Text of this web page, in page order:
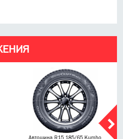
Автошина R15 185/65 Kumho